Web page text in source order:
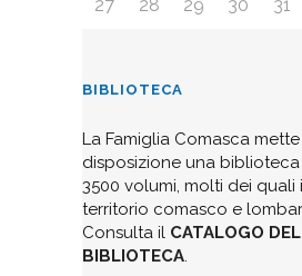
27 28 29 30 31
BIBLIOTECA
La Famiglia Comasca
disposizione una
3500 volumi, molti dei quali
territorio comasco e
Consulta il CATALOGO
BIBLIOTECA.